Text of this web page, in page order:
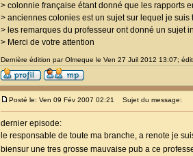
> colonnie française étant donné que les rapports
> anciennes colonies est un sujet sur lequel je suis
> les remarques du professeur ont donné un sujet
> Merci de votre attention
Dernière édition par Olmeque le Ven 27 Juil 2012 13:07;
Posté le: Ven 09 Fév 2007 02:21 Sujet du message:
dernier episode:
le responsable de toute ma branche, a renote je
biensur une tres grosse mauvaise pub a ce